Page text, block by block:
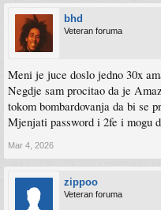
nacin da se provjeri na paypalu da li
bhd
Veteran foruma
Meni je juce doslo jedno 30x
Negdje sam procitao da je
tokom bombardovanja da bi se
Mjenjati password i 2fe i mogu
Mar 4, 2026
zippoo
Veteran foruma